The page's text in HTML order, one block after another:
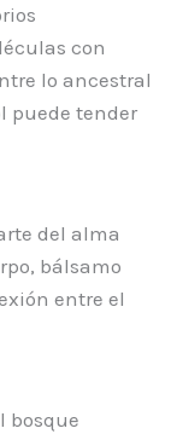
con
lo ancestral
puede tender
del alma
bálsamo
entre el
bosque